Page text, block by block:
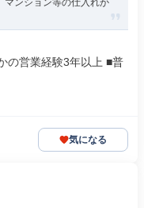
マンション等の仕入れか
の営業経験3年以上 ■普
気になる